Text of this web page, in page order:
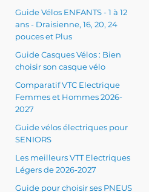
Guide Vélos ENFANTS - 1 à 12
ans - Draisienne, 16, 20, 24
pouces et Plus
Guide Casques Vélos : Bien
choisir son casque vélo
Comparatif VTC Electrique
Femmes et Hommes 2026-
2027
Guide vélos électriques pour
SENIORS
Les meilleurs VTT Electriques
Légers de 2026-2027
Guide pour choisir ses PNEUS